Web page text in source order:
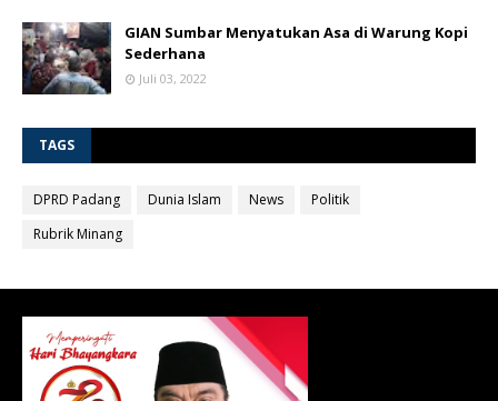
GIAN Sumbar Menyatukan Asa di Warung Kopi
Sederhana
Juli 03, 2022
TAGS
DPRD Padang Dunia Islam News
Politik
Rubrik Minang